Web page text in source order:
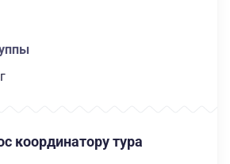
координатору тура